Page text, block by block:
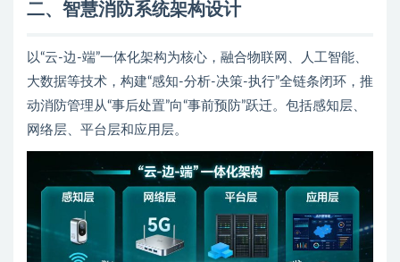
二、智慧消防系统架构设计
以“云-边-端”一体化架构为核心，融合物联网、人工智能、
大数据等技术，构建“感知-分析-决策-执行”全链条闭环，推
动消防管理从“事后处置”向“事前预防”跃迁。包括感知层、
网络层、平台层和应用层。